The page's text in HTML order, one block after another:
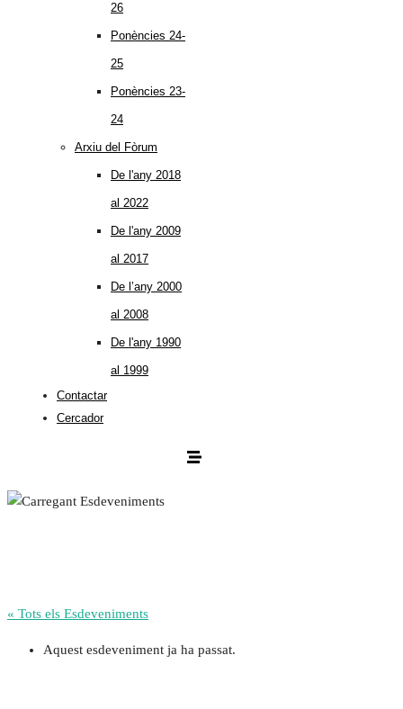
26
Ponències 24-
25
Ponències 23-
24
Arxiu del Fòrum
De l'any 2018
al 2022
De l'any 2009
al 2017
De l’any 2000
al 2008
De l'any 1990
al 1999
Contactar
Cercador
« Tots els Esdeveniments
Aquest esdeveniment ja ha passat.